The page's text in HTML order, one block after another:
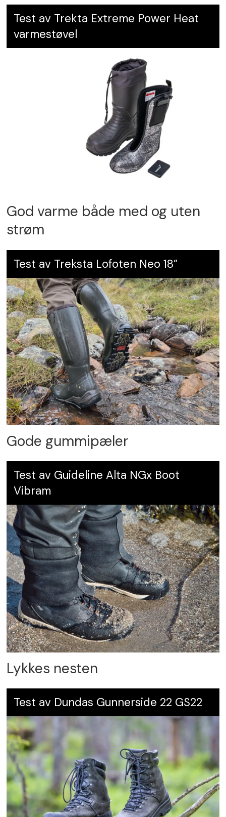
Test av Trekta Extreme Power Heat
varmestøvel
God varme både med og uten
strøm
Test av Treksta Lofoten Neo 18”
Gode gummipæler
Test av Guideline Alta NGx Boot
Vibram
Lykkes nesten
Test av Dundas Gunnerside 22 GS22